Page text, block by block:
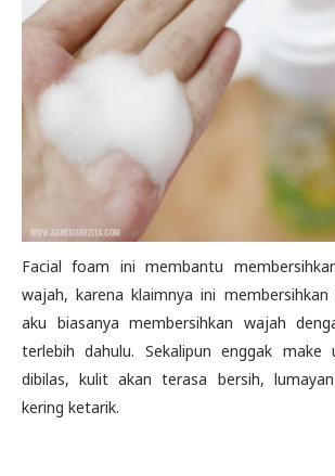
Facial foam ini membantu
wajah, karena klaimnya ini
aku biasanya membersihkan wajah
terlebih dahulu. Sekalipun enggak make
dibilas, kulit akan terasa bersih,
kering ketarik.